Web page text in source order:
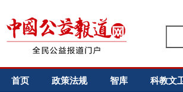
首页 政策法规 智库 科教文